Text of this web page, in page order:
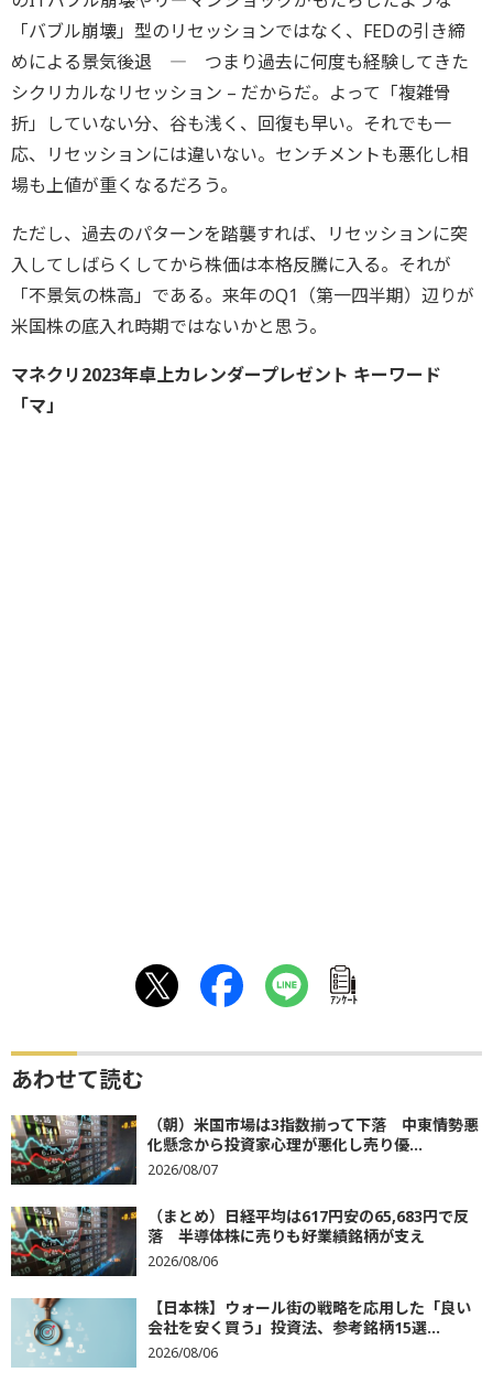
「バブル崩壊」型のリセッションではなく、FEDの引き締
めによる景気後退 ― つまり過去に何度も経験してきた
シクリカルなリセッション – だからだ。よって「複雑骨
折」していない分、谷も浅く、回復も早い。それでも一
応、リセッションには違いない。センチメントも悪化し相
場も上値が重くなるだろう。
ただし、過去のパターンを踏襲すれば、リセッションに突
入してしばらくしてから株価は本格反騰に入る。それが
「不景気の株高」である。来年のQ1（第一四半期）辺りが
米国株の底入れ時期ではないかと思う。
マネクリ2023年卓上カレンダープレゼント キーワード
「マ」
ｱﾝｹｰﾄ
あわせて読む
（朝）米国市場は3指数揃って下落 中東情勢悪
化懸念から投資家心理が悪化し売り優...
2026/08/07
（まとめ）日経平均は617円安の65,683円で反
落 半導体株に売りも好業績銘柄が支え
2026/08/06
【日本株】ウォール街の戦略を応用した「良い
会社を安く買う」投資法、参考銘柄15選...
2026/08/06